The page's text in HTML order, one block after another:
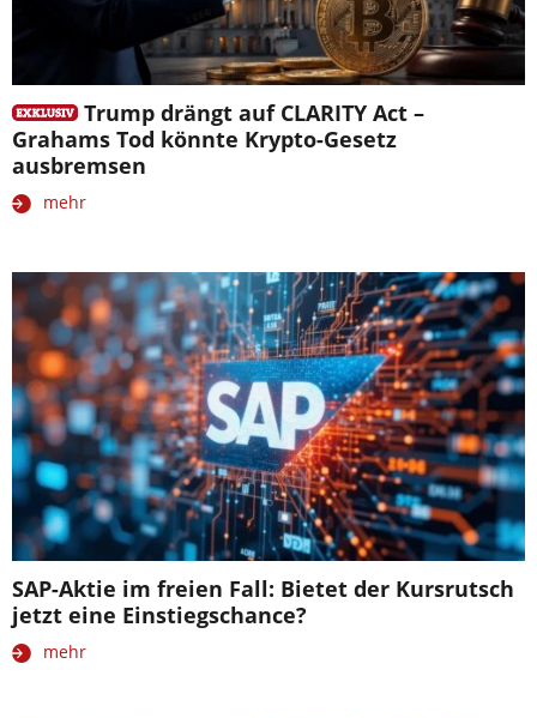
Trump drängt auf CLARITY Act –
Grahams Tod könnte Krypto-Gesetz
ausbremsen
mehr
SAP-Aktie im freien Fall: Bietet der Kursrutsch
jetzt eine Einstiegschance?
mehr